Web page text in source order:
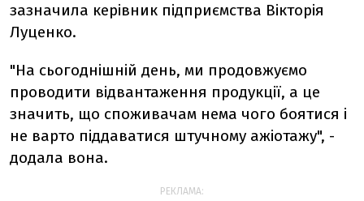
зазначила керівник підприємства Вікторія
Луценко.
"На сьогоднішній день, ми продовжуємо
проводити відвантаження продукції, а це
значить, що споживачам нема чого боятися і
не варто піддаватися штучному ажіотажу", -
додала вона.
РЕКЛАМА: